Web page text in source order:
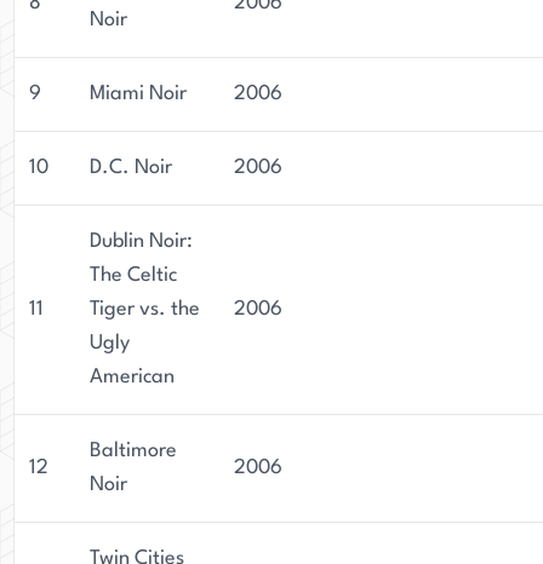
Noir
9 Miami Noir 2006
10 D.C. Noir 2006
11
Dublin Noir:
The Celtic
Tiger vs. the
Ugly
American
2006
12
Baltimore
Noir
2006
Twin Cities